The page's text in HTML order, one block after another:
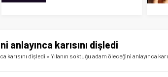
anlayınca karısını dişledi
karısını dişledi » Yılanın soktuğu adam öleceğini anlayınca